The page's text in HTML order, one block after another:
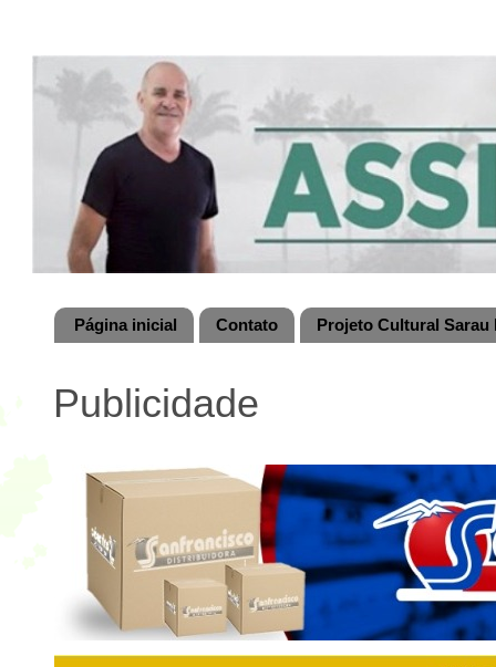
Página inicial Contato Projeto Cultural
Publicidade